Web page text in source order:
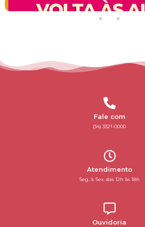
Fale com
(34) 3321-0000
Atendimento
Seg. à Sex. das 12h às 18h
Ouvidoria